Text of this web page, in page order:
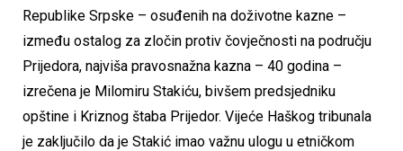
Republike Srpske – osuđenih na doživotne kazne –
između ostalog za zločin protiv čovječnosti na području
Prijedora, najviša pravosnažna kazna – 40 godina –
izrečena je Milomiru Stakiću, bivšem predsjedniku
opštine i Kriznog štaba Prijedor. Vijeće Haškog tribunala
je zaključilo da je Stakić imao važnu ulogu u etničkom